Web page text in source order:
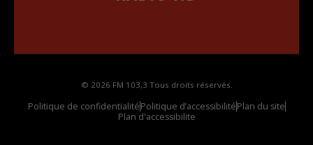
© 2026 FM 103,3 Tous droits réservés.
Politique de confidentialitéPolitique d’accessibilitéPlan du site
Plan d'accessibilite